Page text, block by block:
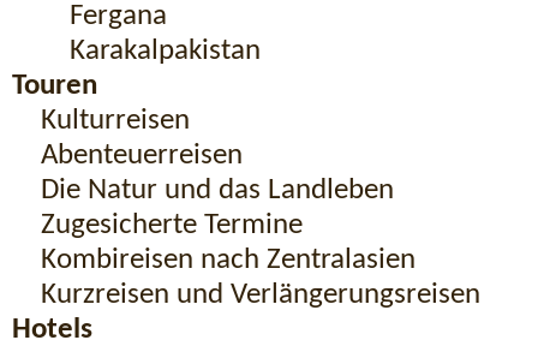
Fergana
Karakalpakistan
Touren
Kulturreisen
Abenteuerreisen
Die Natur und das Landleben
Zugesicherte Termine
Kombireisen nach Zentralasien
Kurzreisen und Verlängerungsreisen
Hotels